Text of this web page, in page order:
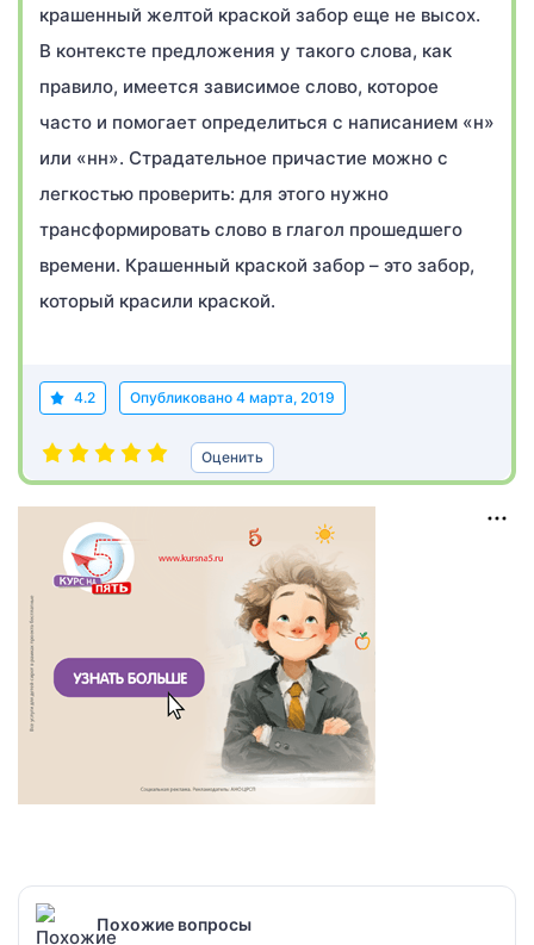
крашенный желтой краской забор еще не высох.
В контексте предложения у такого слова, как
правило, имеется зависимое слово, которое
часто и помогает определиться с написанием «н»
или «нн». Страдательное причастие можно с
легкостью проверить: для этого нужно
трансформировать слово в глагол прошедшего
времени. Крашенный краской забор – это забор,
который красили краской.
4.2 Опубликовано 4 марта, 2019
Оценить
Похожие вопросы